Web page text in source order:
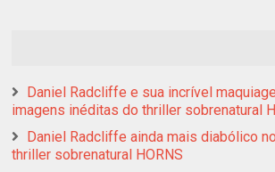
Daniel Radcliffe e sua incrível
imagens inéditas do thriller sobrenatural
Daniel Radcliffe ainda mais diabólico
thriller sobrenatural HORNS